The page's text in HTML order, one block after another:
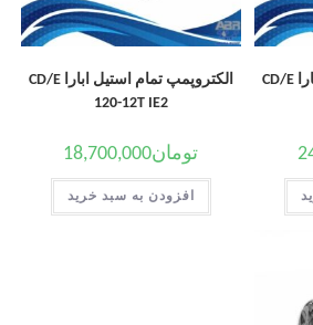
الکتروپمپ تمام استیل ابارا CD/E
الکتروپمپ تمام استیل ابارا CD/E
120-12T IE2
تومان18,700,000
افزودن به سبد خرید